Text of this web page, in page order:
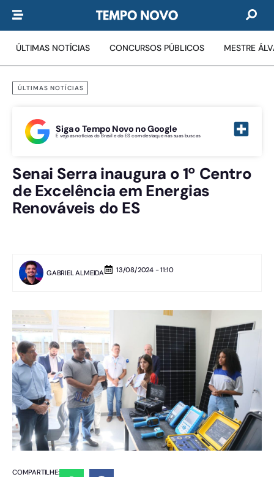
ÚLTIMAS NOTÍCIAS CONCURSOS PÚBLICOS MESTRE
ÚLTIMAS NOTÍCIAS
Siga o Tempo Novo no Google
E veja as notícias do Brasil e do ES com destaque nas suas buscas
Senai Serra inaugura o 1º Centro
de Excelência em Energias
Renováveis do ES
GABRIEL ALMEIDA 13/08/2024 - 11:10
COMPARTILHE: